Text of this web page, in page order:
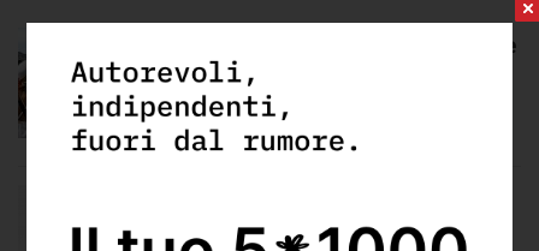
Il ruolo dei comuni nella promozione
del turismo sul territorio
Giovedì 16 Maggio 2019
turismo